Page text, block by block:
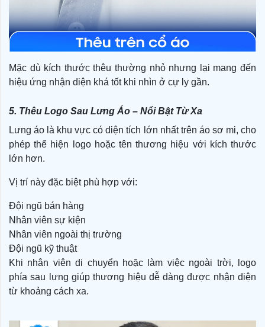
Mặc dù kích thước thêu thường nhỏ nhưng lại mang đến
hiệu ứng nhận diện khá tốt khi nhìn ở cự ly gần.
5. Thêu Logo Sau Lưng Áo – Nổi Bật Từ Xa
Lưng áo là khu vực có diện tích lớn nhất trên áo sơ mi, cho
phép thể hiện logo hoặc tên thương hiệu với kích thước
lớn hơn.
Vị trí này đặc biệt phù hợp với:
Đội ngũ bán hàng
Nhân viên sự kiện
Nhân viên ngoài thị trường
Đội ngũ kỹ thuật
Khi nhân viên di chuyển hoặc làm việc ngoài trời, logo
phía sau lưng giúp thương hiệu dễ dàng được nhận diện
từ khoảng cách xa.